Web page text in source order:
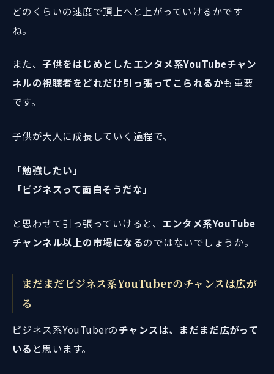
どのくらいの速度で頂上へと上がっていけるかです
ね。
また、子供をはじめとしたエンタメ系YouTubeチャン
ネルの視聴者をどれだけ引っ張ってこられるかも重要
です。
子供が大人に成長していく過程で、
「勉強したい」
「ビジネスって面白そうだな 」
と思わせて引っ張っていけると、 エンタメ系YouTube
チャンネル以上の市場になるのではないでしょうか。
まだまだビジネス系YouTuberのチャンスは広が
る
ビジネス系YouTuberのチャンスは、まだまだ広がって
いる と思います。